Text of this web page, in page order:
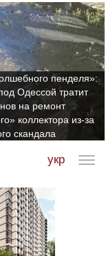
пенделя»:
Одессой тратит
на ремонт
коллектора из-за
скандала
укр